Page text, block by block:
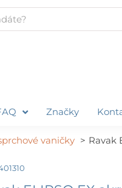
Značky
vaničky Ravak